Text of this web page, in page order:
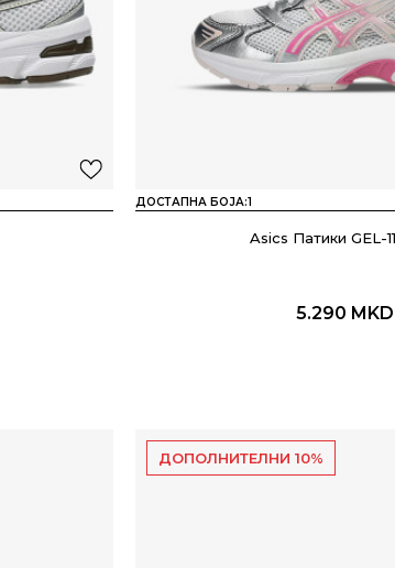
ДОСТАПНА БОЈА:1
Asics Патики GEL-
5.290 MKD
ДОПОЛНИТЕЛНИ 10%